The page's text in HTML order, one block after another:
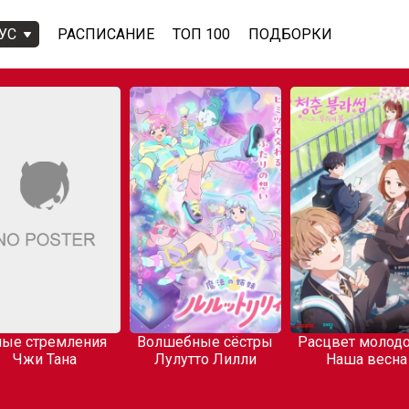
РАСПИСАНИЕ ТОП 100 ПОДБОРКИ
стремления
Чжи Тана
Волшебные сёстры
Лулутто Лилли
Расцвет
Наша весна